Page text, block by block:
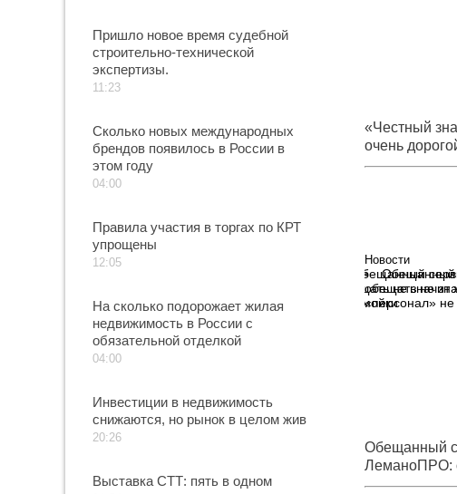
Пришло новое время судебной
строительно-технической
экспертизы.
11:23
Сколько новых международных
брендов появилось в России в
этом году
04:00
Правила участия в торгах по КРТ
упрощены
12:05
На сколько подорожает жилая
недвижимость в России с
обязательной отделкой
04:00
Инвестиции в недвижимость
снижаются, но рынок в целом жив
20:26
Выставка СТТ: пять в одном
«Честный
очень
честный
Новости
Обещанный
обещать не
«персонал»
Обещанный
ЛеманоПРО:
жениться и